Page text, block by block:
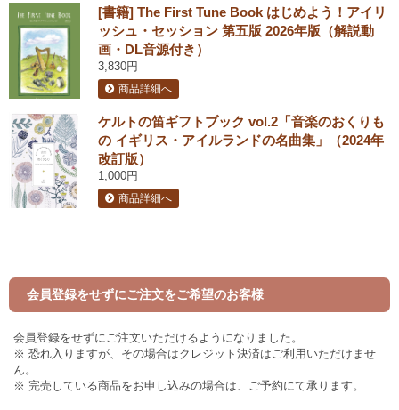
[書籍] The First Tune Book はじめよう！アイリ
ッシュ・セッション 第五版 2026年版（解説動
画・DL音源付き）
3,830円
商品詳細へ
ケルトの笛ギフトブック vol.2「音楽のおくりも
の イギリス・アイルランドの名曲集」（2024年
改訂版）
1,000円
商品詳細へ
会員登録をせずにご注文をご希望のお客様
会員登録をせずにご注文いただけるようになりました。
※ 恐れ入りますが、その場合はクレジット決済はご利用いただけませ
ん。
※ 完売している商品をお申し込みの場合は、ご予約にて承ります。